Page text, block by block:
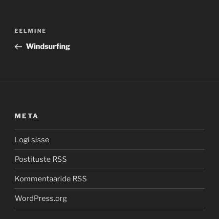
Previous
Post
EELMINE
Windsurfing
META
Logi sisse
Postituste RSS
Kommentaaride RSS
WordPress.org